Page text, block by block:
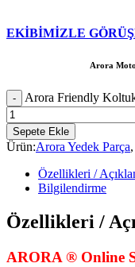
EKİBİMİZLE
Arora
Arora Friendly
Sepete Ekle
Ürün:Arora Yedek Parça,
Özellikleri /
Bilgilendirme
Özellikleri /
ARORA ® Online